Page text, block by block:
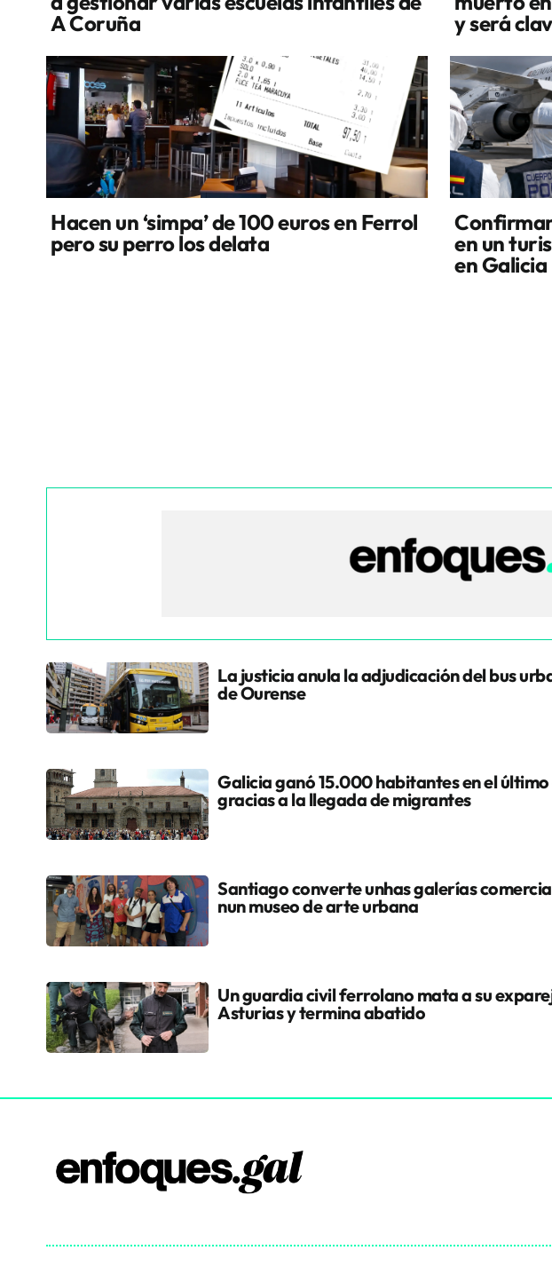
A Coruña
y será
Hacen un ‘simpa’ de 100 euros en Ferrol
pero su perro los delata
en un
en Galicia
La justicia anula la adjudicación del bus
de Ourense
Galicia ganó 15.000 habitantes en el
gracias a la llegada de migrantes
Santiago converte unhas galerías
nun museo de arte urbana
Un guardia civil ferrolano mata a su
Asturias y termina abatido